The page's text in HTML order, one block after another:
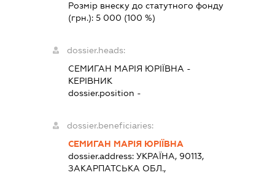
Розмір внеску до статутного фонду
(грн.):5 000 (100 %)
dossier.heads:
СЕМИГАН МАРІЯ ЮРІЇВНА -
КЕРІВНИК
dossier.position -
dossier.beneficiaries:
СЕМИГАН МАРІЯ ЮРІЇВНА
dossier.address:УКРАЇНА, 90113,
ЗАКАРПАТСЬКА ОБЛ.,